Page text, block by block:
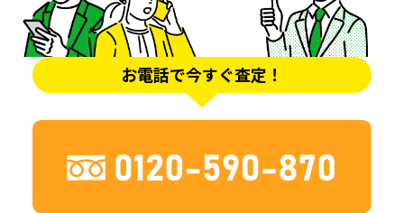
お電話で今すぐ査定！